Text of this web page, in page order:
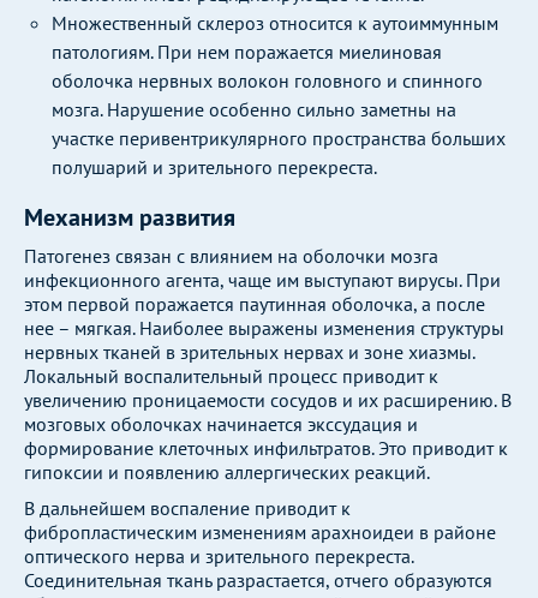
Множественный склероз относится к аутоиммунным
патологиям. При нем поражается миелиновая
оболочка нервных волокон головного и спинного
мозга. Нарушение особенно сильно заметны на
участке перивентрикулярного пространства больших
полушарий и зрительного перекреста.
Механизм развития
Патогенез связан с влиянием на оболочки мозга
инфекционного агента, чаще им выступают вирусы. При
этом первой поражается паутинная оболочка, а после
нее – мягкая. Наиболее выражены изменения структуры
нервных тканей в зрительных нервах и зоне хиазмы.
Локальный воспалительный процесс приводит к
увеличению проницаемости сосудов и их расширению. В
мозговых оболочках начинается экссудация и
формирование клеточных инфильтратов. Это приводит к
гипоксии и появлению аллергических реакций.
В дальнейшем воспаление приводит к
фибропластическим изменениям арахноидеи в районе
оптического нерва и зрительного перекреста.
Соединительная ткань разрастается, отчего образуются